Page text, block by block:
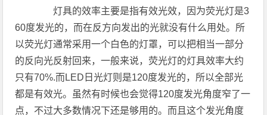
灯具的效率主要是指有效光效，因为荧光灯是3
60度发光的，而在反方向发出的光就没有什么用处。所
以荧光灯通常采用一个白色的灯罩，可以把相当一部分
的反向光反射回来，一般来说，荧光灯的灯具效率大约
只有70%.而LED日光灯则是120度发光的，所以全部光
都是有效光。虽然有时候也会觉得120度发光角度窄了一
点，不过大多数情况下还是够用的。而且这个发光角度